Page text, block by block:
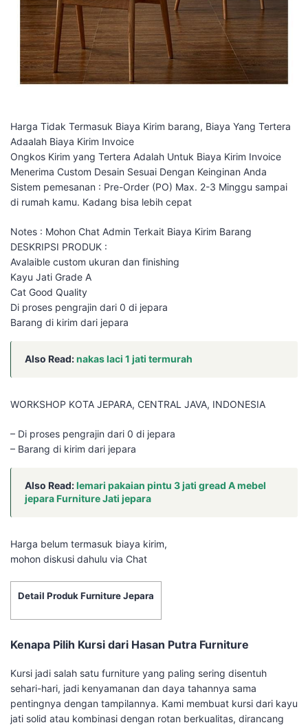
Harga Tidak Termasuk Biaya Kirim barang, Biaya Yang Tertera
Adaalah Biaya Kirim Invoice
Ongkos Kirim yang Tertera Adalah Untuk Biaya Kirim Invoice
Menerima Custom Desain Sesuai Dengan Keinginan Anda
Sistem pemesanan : Pre-Order (PO) Max. 2-3 Minggu sampai
di rumah kamu. Kadang bisa lebih cepat
Notes : Mohon Chat Admin Terkait Biaya Kirim Barang
DESKRIPSI PRODUK :
Avalaible custom ukuran dan finishing
Kayu Jati Grade A
Cat Good Quality
Di proses pengrajin dari 0 di jepara
Barang di kirim dari jepara
Also Read:nakas laci 1 jati termurah
WORKSHOP KOTA JEPARA, CENTRAL JAVA, INDONESIA
– Di proses pengrajin dari 0 di jepara
– Barang di kirim dari jepara
Also Read:lemari pakaian pintu 3 jati gread A mebel
jepara Furniture Jati jepara
Harga belum termasuk biaya kirim,
mohon diskusi dahulu via Chat
Detail Produk Furniture Jepara
Kenapa Pilih Kursi dari Hasan Putra Furniture
Kursi jadi salah satu furniture yang paling sering disentuh
sehari-hari, jadi kenyamanan dan daya tahannya sama
pentingnya dengan tampilannya. Kami membuat kursi dari kayu
jati solid atau kombinasi dengan rotan berkualitas, dirancang